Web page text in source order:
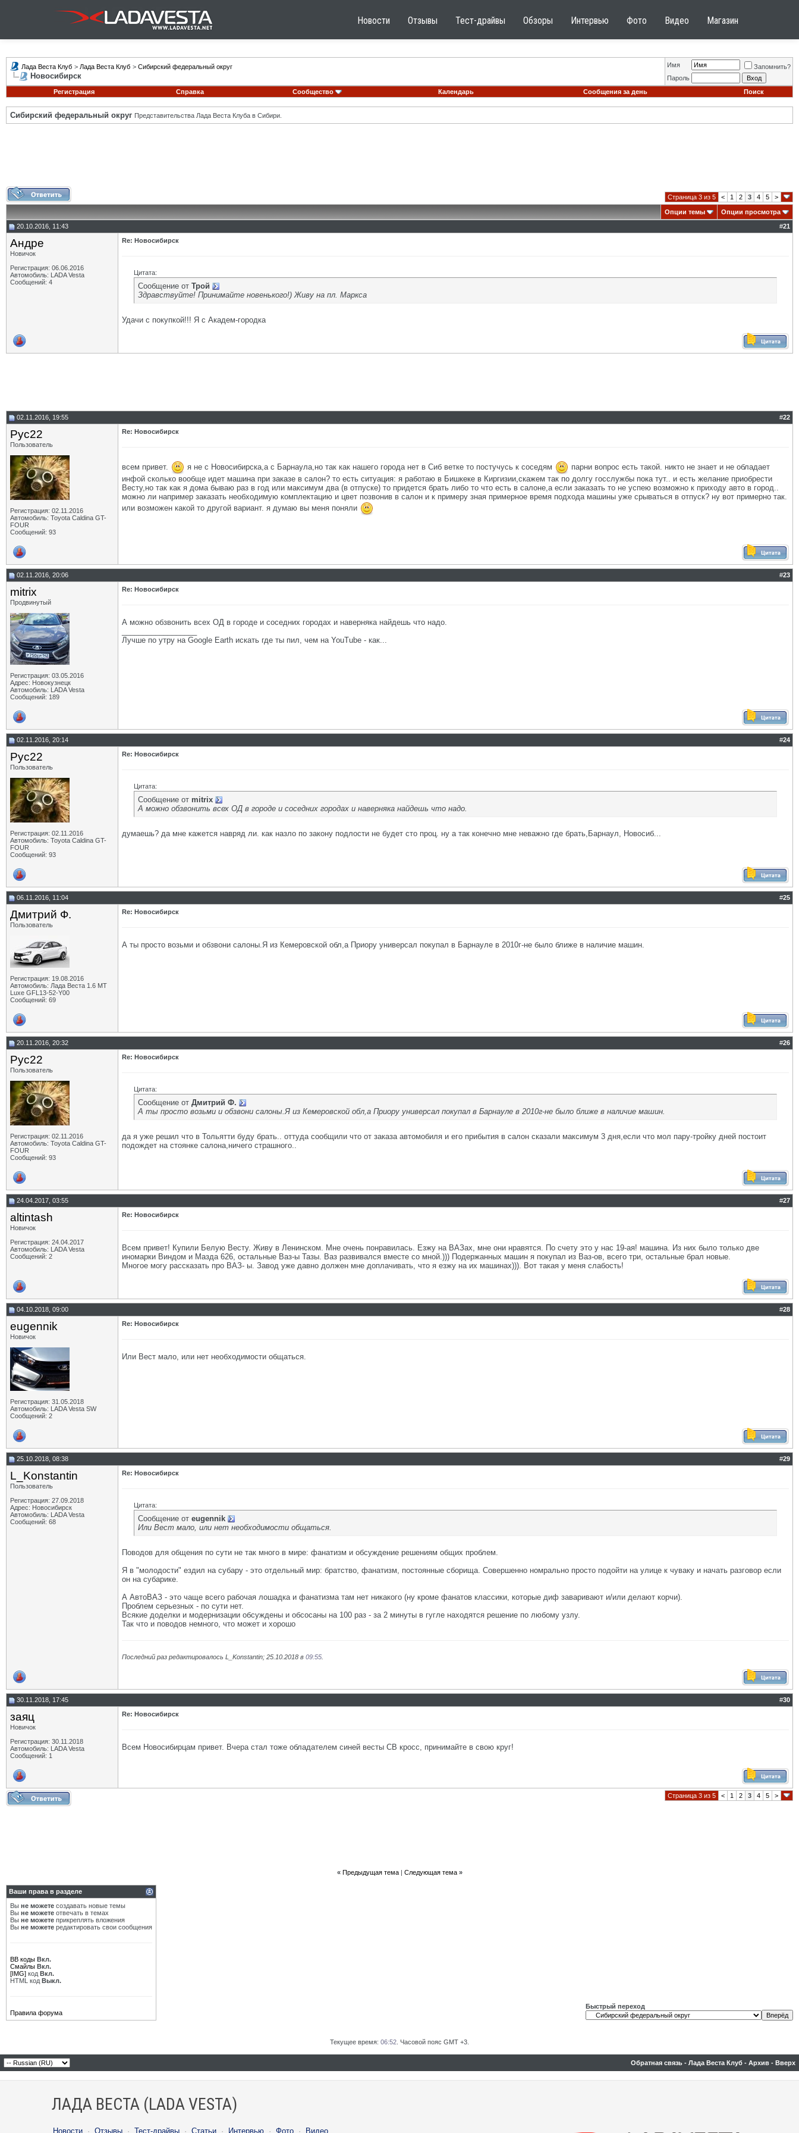
Новости Отзывы Тест-драйвы Обзоры Интервью Фото Видео Магазин
Лада Веста Клуб > Лада Веста Клуб > Сибирский федеральный округ
Новосибирск
Имя
Запомнить?
Пароль
Регистрация
Справка Сообщество Календарь Сообщения за день Поиск
Сибирский федеральный округ Представительства Лада Веста Клуба в Сибири.
Страница 3 из 5 < 1 2 3 4 5 >
Опции темы
Опции просмотра
20.10.2016, 11:43
#21
Андре
Новичок
Регистрация: 06.06.2016
Автомобиль: LADA Vesta
Сообщений: 4
Re: Новосибирск
Цитата:
Сообщение от Трой
Здравствуйте! Принимайте новенького!) Живу на пл. Маркса
Удачи с покупкой!!! Я с Академ-городка
02.11.2016, 19:55 #22
Рус22
Пользователь
Регистрация: 02.11.2016
Автомобиль: Toyota Caldina GT-
FOUR
Сообщений: 93
Re: Новосибирск
всем привет. я не с Новосибирска,а с Барнаула,но так как нашего города нет в Сиб ветке то постучусь к соседям
парни вопрос есть такой. никто не знает и не обладает
инфой сколько вообще идет машина при заказе в салон? то есть ситуация: я работаю в Бишкеке в Киргизии,скажем так по долгу госслужбы пока тут.. и есть желание приобрести
Весту,но так как я дома бываю раз в год или максимум два (в отпуске) то придется брать либо то что есть в салоне,а если заказать то не успею возможно к приходу авто в город..
можно ли например заказать необходимую комплектацию и цвет позвонив в салон и к примеру зная примерное время подхода машины уже срываться в отпуск? ну вот примерно так.
или возможен какой то другой вариант. я думаю вы меня поняли
02.11.2016, 20:06 #23
mitrix
Продвинутый
Регистрация: 03.05.2016
Адрес: Новокузнецк
Автомобиль: LADA Vesta
Сообщений: 189
Re: Новосибирск
А можно обзвонить всех ОД в городе и соседних городах и наверняка найдешь что надо.
Лучше по утру на Google Earth искать где ты пил, чем на YouTube - как...
02.11.2016, 20:14 #24
Рус22
Пользователь
Регистрация: 02.11.2016
Автомобиль: Toyota Caldina GT-
FOUR
Сообщений: 93
Re: Новосибирск
Цитата:
Сообщение от mitrix
А можно обзвонить всех ОД в городе и соседних городах и наверняка найдешь что надо.
думаешь? да мне кажется навряд ли. как назло по закону подлости не будет сто проц. ну а так конечно мне неважно где брать,Барнаул, Новосиб...
06.11.2016, 11:04 #25
Дмитрий Ф.
Пользователь
Регистрация: 19.08.2016
Автомобиль: Лада Веста 1.6 MT
Luxe GFL13-52-Y00
Сообщений: 69
Re: Новосибирск
А ты просто возьми и обзвони салоны.Я из Кемеровской обл,а Приору универсал покупал в Барнауле в 2010г-не было ближе в наличие машин.
20.11.2016, 20:32 #26
Рус22
Пользователь
Регистрация: 02.11.2016
Автомобиль: Toyota Caldina GT-
FOUR
Сообщений: 93
Re: Новосибирск
Цитата:
Сообщение от Дмитрий Ф.
А ты просто возьми и обзвони салоны.Я из Кемеровской обл,а Приору универсал покупал в Барнауле в 2010г-не было ближе в наличие машин.
да я уже решил что в Тольятти буду брать.. оттуда сообщили что от заказа автомобиля и его прибытия в салон сказали максимум 3 дня,если что мол пару-тройку дней постоит
подождет на стоянке салона,ничего страшного..
24.04.2017, 03:55 #27
altintash
Новичок
Регистрация: 24.04.2017
Автомобиль: LADA Vesta
Сообщений: 2
Re: Новосибирск
Всем привет! Купили Белую Весту. Живу в Ленинском. Мне очень понравилась. Езжу на ВАЗах, мне они нравятся. По счету это у нас 19-ая! машина. Из них было только две
иномарки Виндом и Мазда 626, остальные Ваз-ы Тазы. Ваз развивался вместе со мной.))) Подержанных машин я покупал из Ваз-ов, всего три, остальные брал новые.
Многое могу рассказать про ВАЗ- ы. Завод уже давно должен мне доплачивать, что я езжу на их машинах))). Вот такая у меня слабость!
04.10.2018, 09:00 #28
eugennik
Новичок
Регистрация: 31.05.2018
Автомобиль: LADA Vesta SW
Сообщений: 2
Re: Новосибирск
Или Вест мало, или нет необходимости общаться.
25.10.2018, 08:38 #29
L_Konstantin
Пользователь
Регистрация: 27.09.2018
Адрес: Новосибирск
Автомобиль: LADA Vesta
Сообщений: 68
Re: Новосибирск
Цитата:
Сообщение от eugennik
Или Вест мало, или нет необходимости общаться.
Поводов для общения по сути не так много в мире: фанатизм и обсуждение решениям общих проблем.
Я в "молодости" ездил на субару - это отдельный мир: братство, фанатизм, постоянные сборища. Совершенно номрально просто подойти на улице к чуваку и начать разговор если
он на субарике.
А АвтоВАЗ - это чаще всего рабочая лошадка и фанатизма там нет никакого (ну кроме фанатов классики, которые диф заваривают и/или делают корчи).
Проблем серьезных - по сути нет.
Всякие доделки и модернизации обсуждены и обсосаны на 100 раз - за 2 минуты в гугле находятся решение по любому узлу.
Так что и поводов немного, что может и хорошо
Последний раз редактировалось L_Konstantin; 25.10.2018 в 09:55
30.11.2018, 17:45 #30
заяц
Новичок
Регистрация: 30.11.2018
Автомобиль: LADA Vesta
Сообщений: 1
Re: Новосибирск
Всем Новосибирцам привет. Вчера стал тоже обладателем синей весты СВ кросс, принимайте в свою круг!
Страница 3 из 5 < 1 2 3 4 5 >
« Предыдущая тема| Следующая тема »
Ваши права в разделе
Вы не можете создавать новые темы
Вы не можете отвечать в темах
Вы не можете прикреплять вложения
Вы не можете редактировать свои сообщения
BB коды Вкл.
Смайлы Вкл.
[IMG] код Вкл.
HTML код Выкл.
Правила форума
Быстрый переход
Текущее время: 06:52 . Часовой пояс GMT +3.
Обратная связь - Лада Веста Клуб - Архив - Вверх
ЛАДА ВЕСТА (LADA VESTA)
Новости · Отзывы · Тест-драйвы · Статьи · Интервью · Фото · Видео